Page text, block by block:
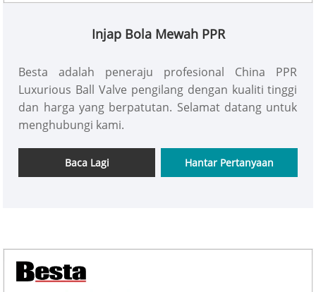
Injap Bola Mewah PPR
Besta adalah peneraju profesional China PPR
Luxurious Ball Valve pengilang dengan kualiti tinggi
dan harga yang berpatutan. Selamat datang untuk
menghubungi kami.
Baca Lagi Hantar Pertanyaan